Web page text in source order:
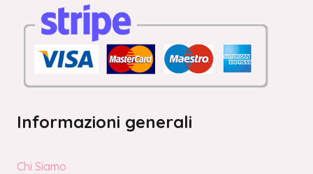
Informazioni generali
Chi Siamo